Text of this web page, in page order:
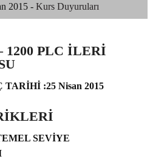
2015 - Kurs Duyuruları
1200 PLC İLERİ
:25 Nisan 2015
SEVİYE